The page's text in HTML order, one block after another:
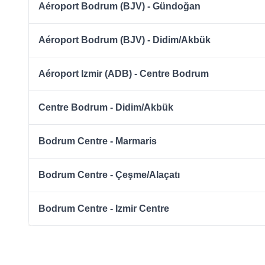
Aéroport Bodrum (BJV) - Gündoğan
Aéroport Bodrum (BJV) - Didim/Akbük
Aéroport Izmir (ADB) - Centre Bodrum
Centre Bodrum - Didim/Akbük
Bodrum Centre - Marmaris
Bodrum Centre - Çeşme/Alaçatı
Bodrum Centre - Izmir Centre